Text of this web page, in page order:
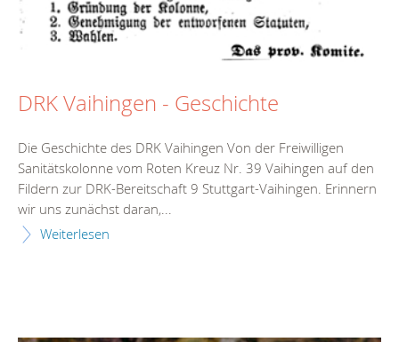
DRK Vaihingen - Geschichte
Die Geschichte des DRK Vaihingen Von der Freiwilligen
Sanitätskolonne vom Roten Kreuz Nr. 39 Vaihingen auf den
Fildern zur DRK-Bereitschaft 9 Stuttgart-Vaihingen. Erinnern
wir uns zunächst daran,...
Weiterlesen